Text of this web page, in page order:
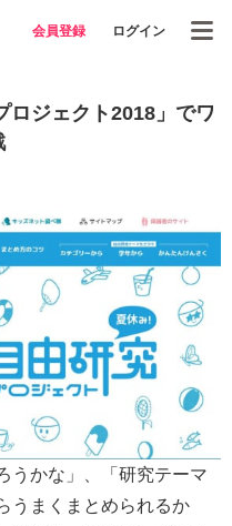
会員登録 ログイン
ロジェクト2018」でワ
うかな」、「研究テーマ
うまくまとめられるか